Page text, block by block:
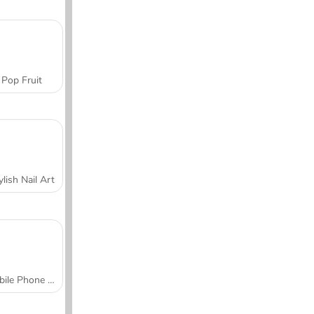
Pop Fruit
Nail Art
Mobile Phone Case Design & DIY